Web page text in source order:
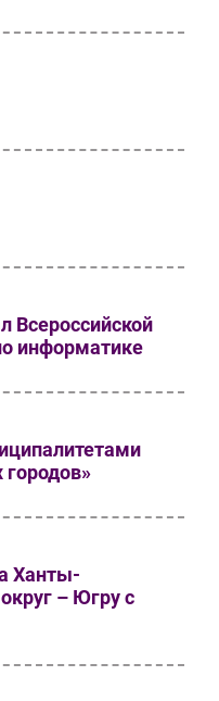
Всероссийской
информатике
Ханты-
– Югру с